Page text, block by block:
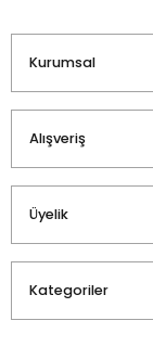
Kurumsal
Alışveriş
Üyelik
Kategoriler